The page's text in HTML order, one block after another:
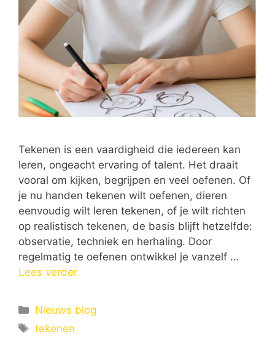
Tekenen is een vaardigheid die iedereen kan
leren, ongeacht ervaring of talent. Het draait
vooral om kijken, begrijpen en veel oefenen. Of
je nu handen tekenen wilt oefenen, dieren
eenvoudig wilt leren tekenen, of je wilt richten
op realistisch tekenen, de basis blijft hetzelfde:
observatie, techniek en herhaling. Door
regelmatig te oefenen ontwikkel je vanzelf …
Lees verder
Categorieën
Nieuws blog
Tags
tekenen